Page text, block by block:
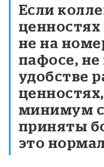
Если
ценностях
не на
пафосе, не
удобстве
минимум
приняты
это